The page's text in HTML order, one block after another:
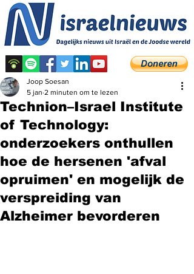
Technion–Israel Institute
of Technology:
onderzoekers onthullen
hoe de hersenen 'afval
opruimen' en mogelijk de
verspreiding van
Alzheimer bevorderen
Joop Soesan
5 jan 2 minuten om te lezen